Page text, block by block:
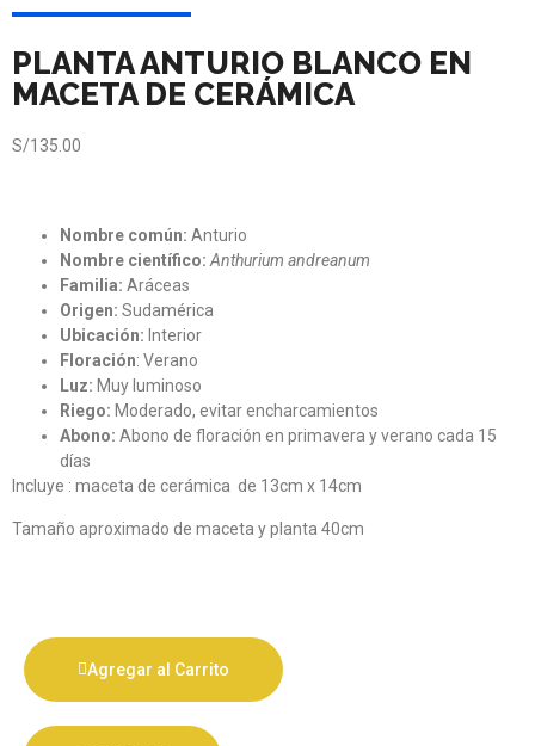
PLANTA ANTURIO BLANCO EN
MACETA DE CERÁMICA
S/135.00
Nombre común: Anturio
Nombre científico: Anthurium andreanum
Familia: Aráceas
Origen: Sudamérica
Ubicación: Interior
Floración: Verano
Luz: Muy luminoso
Riego: Moderado, evitar encharcamientos
Abono: Abono de floración en primavera y verano cada 15
días
Incluye : maceta de cerámica de 13cm x 14cm
Tamaño aproximado de maceta y planta 40cm
Agregar al Carrito